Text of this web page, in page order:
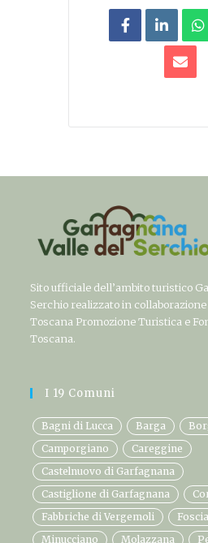
Sito ufficiale dell’ambito turistico
Serchio realizzato in
Toscana Promozione Turistica e
Toscana.
I 19 Comuni
Bagni di Lucca Barga
Camporgiano
Careggine
Castelnuovo di Garfagnana
Castiglione di Garfagnana
Fabbriche di Vergemoli
Minucciano
Molazzana